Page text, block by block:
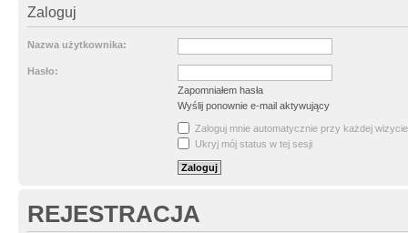
Zaloguj
Nazwa użytkownika:
Hasło:
Zapomniałem hasła
Wyślij ponownie e-mail aktywujący
Zaloguj mnie automatycznie przy każdej wizycie
Ukryj mój status w tej sesji
REJESTRACJA